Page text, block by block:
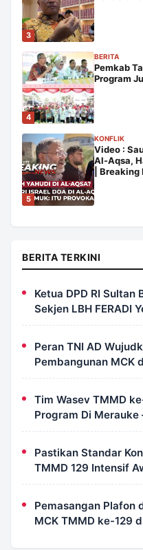
3
4
BERITA
Pemkab
Program
5
KONFLIK
Video :
Al-Aqsa,
|
BERITA TERKINI
Ketua DPD RI
Sekjen LBH FERADI
Geopolitik dan
Peran TNI AD
Pembangunan MCK
Dikerjakan
Tim Wasev TMMD
Program Di Merauke
Pastikan Standar
TMMD 129 Intensif
Wanam
Pemasangan Plafon
MCK TMMD ke-129